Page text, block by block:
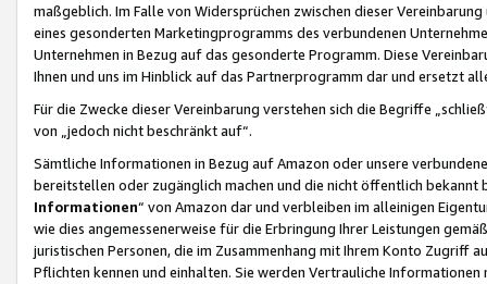
maßgeblich. Im Falle von Widersprüchen zwischen dieser
eines gesonderten Marketingprogramms des verbundenen
Unternehmen in Bezug auf das gesonderte Programm. Diese
Ihnen und uns im Hinblick auf das Partnerprogramm dar und ersetzt
Für die Zwecke dieser Vereinbarung verstehen sich die Begriffe
von „jedoch nicht beschränkt auf“.
Sämtliche Informationen in Bezug auf Amazon oder unsere
bereitstellen oder zugänglich machen und die nicht öffentlich
Informationen“ von Amazon dar und verbleiben im alleinigen
wie dies angemessenerweise für die Erbringung Ihrer Leistungen
juristischen Personen, die im Zusammenhang mit Ihrem Konto
Pflichten kennen und einhalten. Sie werden Vertrauliche